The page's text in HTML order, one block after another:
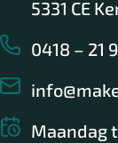
5331 CE
0418 – 21
Maandag